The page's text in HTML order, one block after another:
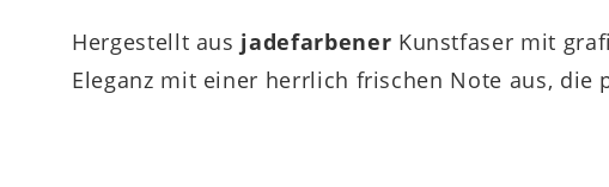
Hergestellt aus jadefarbener Kunstfaser mit
Eleganz mit einer herrlich frischen Note aus, die